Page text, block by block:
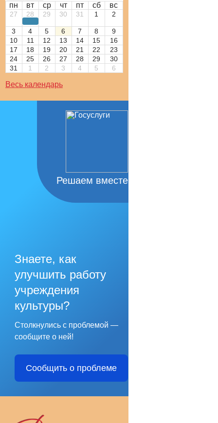
пн вт ср чт пт сб вс
27 28 29 30 31 1 2
3 4 5 6 7 8
9
10
11 12 13 14 15
16
17
18 19 20 21 22
23
24
25 26 27 28 29
30
31
1 2 3 4 5 6
Весь календарь
Решаем вместе
Знаете, как
улучшить работу
учреждения
культуры?
Столкнулись с проблемой —
сообщите о ней!
Сообщить о проблеме